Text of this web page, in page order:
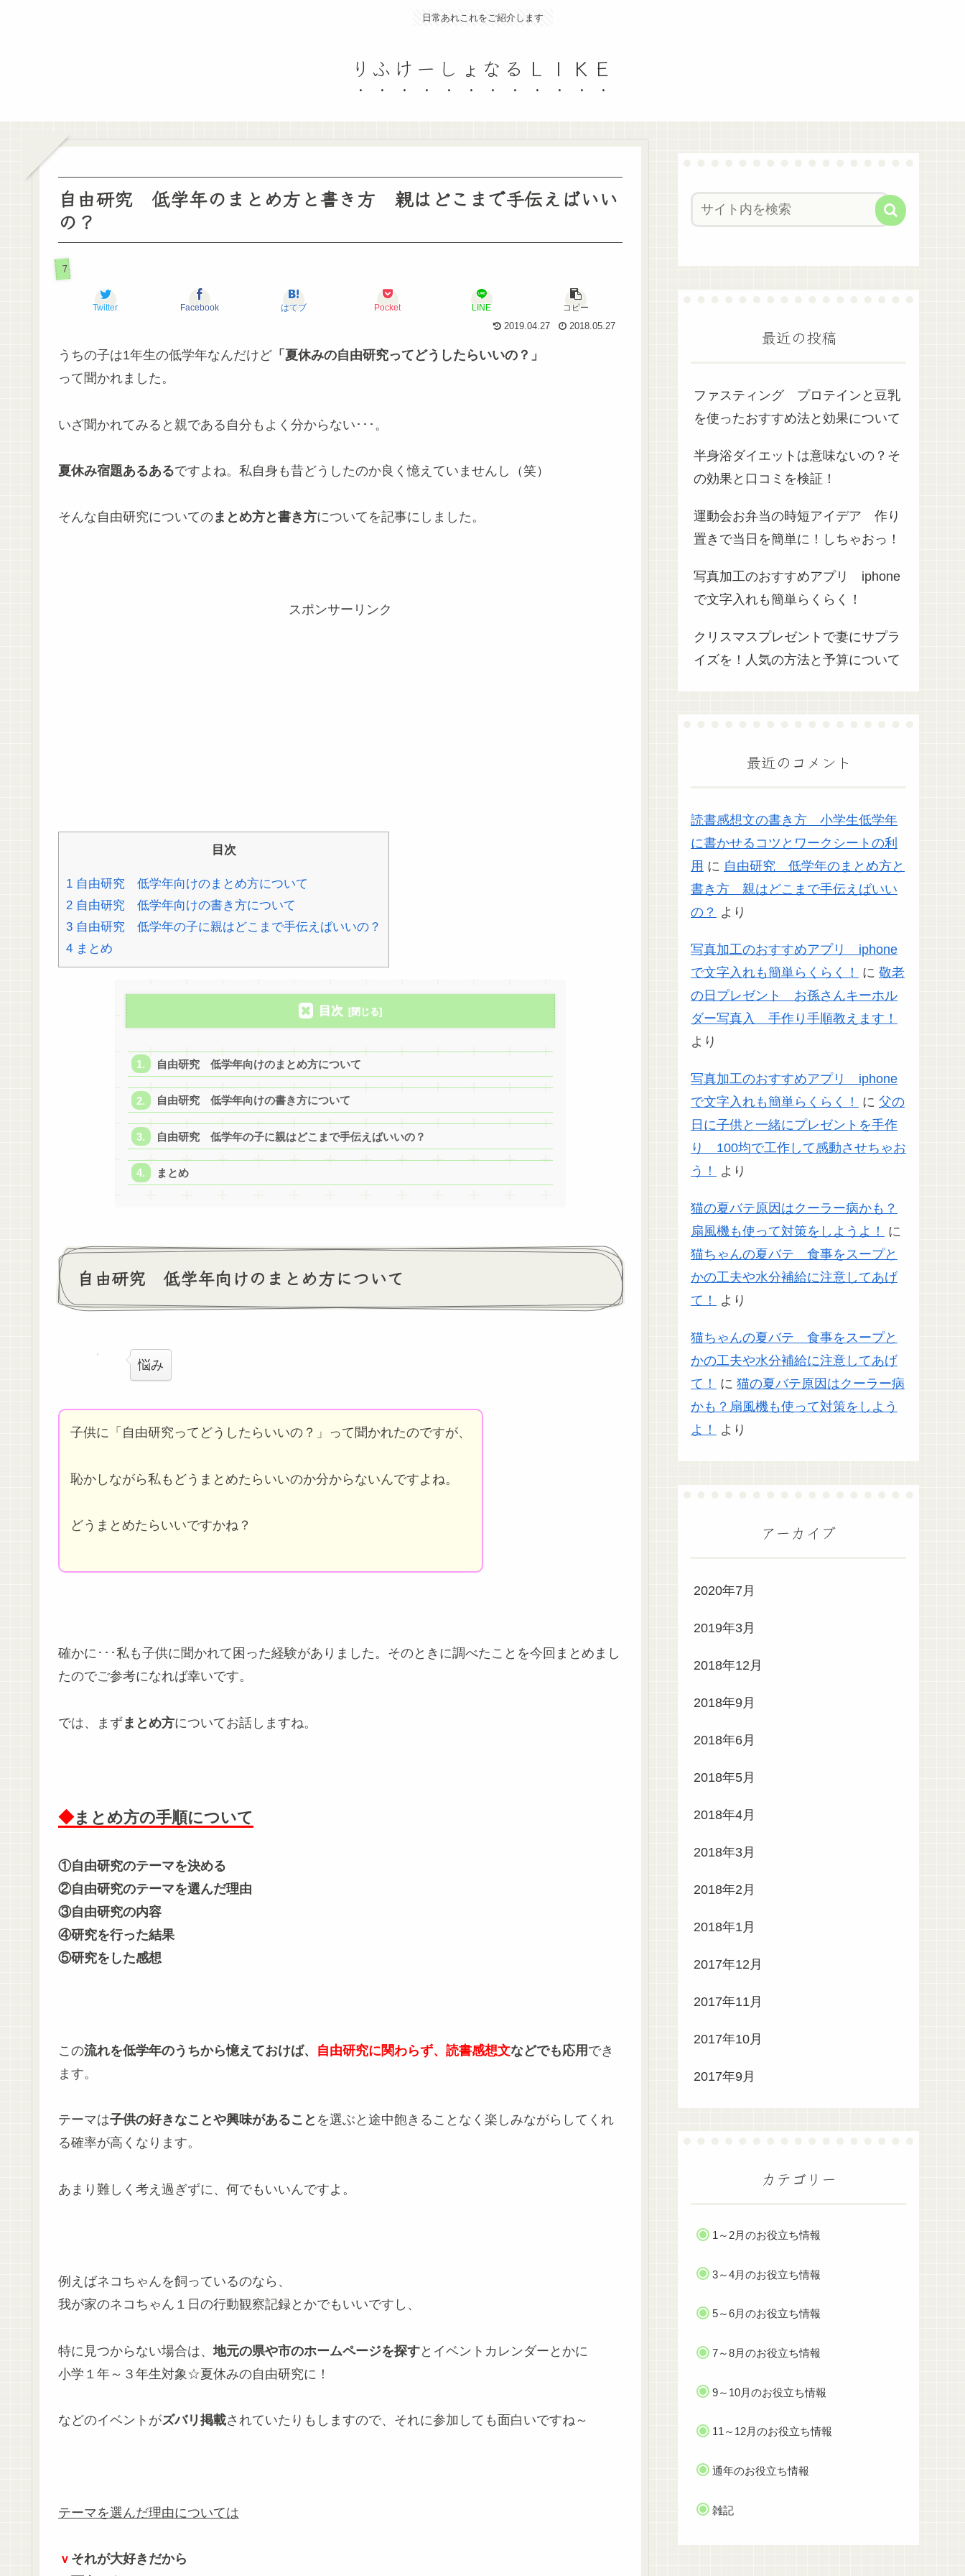
日常あれこれをご紹介します
りふけーしょなるＬＩＫＥ
自由研究 低学年のまとめ方と書き方 親はどこまで手伝えばいい
の？
7～8月のお役立ち情報
Twitter Facebook はてブ Pocket LINE
コピー
2019.04.27
2018.05.27
うちの子は1年生の低学年なんだけど 「夏休みの自由研究ってどうしたらいいの？」
って聞かれました。
いざ聞かれてみると親である自分もよく分からない･･･。
夏休み宿題あるあるですよね。私自身も昔どうしたのか良く憶えていませんし（笑）
そんな自由研究についてのまとめ方と書き方についてを記事にしました。
スポンサーリンク
目次
1 自由研究 低学年向けのまとめ方について
2 自由研究 低学年向けの書き方について
3 自由研究 低学年の子に親はどこまで手伝えばいいの？
4 まとめ
目次
自由研究 低学年向けのまとめ方について
自由研究 低学年向けの書き方について
自由研究 低学年の子に親はどこまで手伝えばいいの？
まとめ
自由研究 低学年向けのまとめ方について
悩み
子供に「自由研究ってどうしたらいいの？」って聞かれたのですが、
恥かしながら私もどうまとめたらいいのか分からないんですよね。
どうまとめたらいいですかね？
確かに･･･私も子供に聞かれて困った経験がありました。そのときに調べたことを今回まとめまし
たのでご参考になれば幸いです。
では、まずまとめ方についてお話しますね。
◆まとめ方の手順について
①自由研究のテーマを決める
②自由研究のテーマを選んだ理由
③自由研究の内容
④研究を行った結果
⑤研究をした感想
この流れを低学年のうちから憶えておけば、 自由研究に関わらず、読書感想文などでも応用 でき
ます。
テーマは子供の好きなことや興味があること を選ぶと途中飽きることなく楽しみながらしてくれ
る確率が高くなります。
あまり難しく考え過ぎずに、何でもいいんですよ。
例えばネコちゃんを飼っているのなら、
我が家のネコちゃん１日の行動観察記録とかでもいいですし、
特に見つからない場合は、地元の県や市のホームページを探すとイベントカレンダーとかに
小学１年～３年生対象☆夏休みの自由研究に！
などのイベントがズバリ掲載されていたりもしますので、それに参加しても面白いですね～
テーマを選んだ理由については
ｖ それが大好きだから
最近の投稿
ファスティング プロテインと豆乳
を使ったおすすめ法と効果について
半身浴ダイエットは意味ないの？そ
の効果と口コミを検証！
運動会お弁当の時短アイデア 作り
置きで当日を簡単に！しちゃおっ！
写真加工のおすすめアプリ iphone
で文字入れも簡単らくらく！
クリスマスプレゼントで妻にサプラ
イズを！人気の方法と予算について
最近のコメント
読書感想文の書き方 小学生低学年
に書かせるコツとワークシートの利
用 に 自由研究 低学年のまとめ方と
書き方 親はどこまで手伝えばいい
の？ より
写真加工のおすすめアプリ iphone
で文字入れも簡単らくらく！
に 敬老
の日プレゼント お孫さんキーホル
ダー写真入 手作り手順教えます！
より
写真加工のおすすめアプリ iphone
で文字入れも簡単らくらく！
に 父の
日に子供と一緒にプレゼントを手作
り 100均で工作して感動させちゃお
う！
より
猫の夏バテ原因はクーラー病かも？
扇風機も使って対策をしようよ！
に
猫ちゃんの夏バテ 食事をスープと
かの工夫や水分補給に注意してあげ
て！
より
猫ちゃんの夏バテ 食事をスープと
かの工夫や水分補給に注意してあげ
て！
に 猫の夏バテ原因はクーラー病
かも？扇風機も使って対策をしよう
よ！
より
アーカイブ
2020年7月
2019年3月
2018年12月
2018年9月
2018年6月
2018年5月
2018年4月
2018年3月
2018年2月
2018年1月
2017年12月
2017年11月
2017年10月
2017年9月
カテゴリー
1～2月のお役立ち情報
3～4月のお役立ち情報
5～6月のお役立ち情報
7～8月のお役立ち情報
9～10月のお役立ち情報
11～12月のお役立ち情報
通年のお役立ち情報
雑記